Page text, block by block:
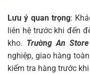
Lưu ý quan trọng:
liên hệ trước khi đến
kho. Trường An Store
nghiệp, giao hàng
kiểm tra hàng trước